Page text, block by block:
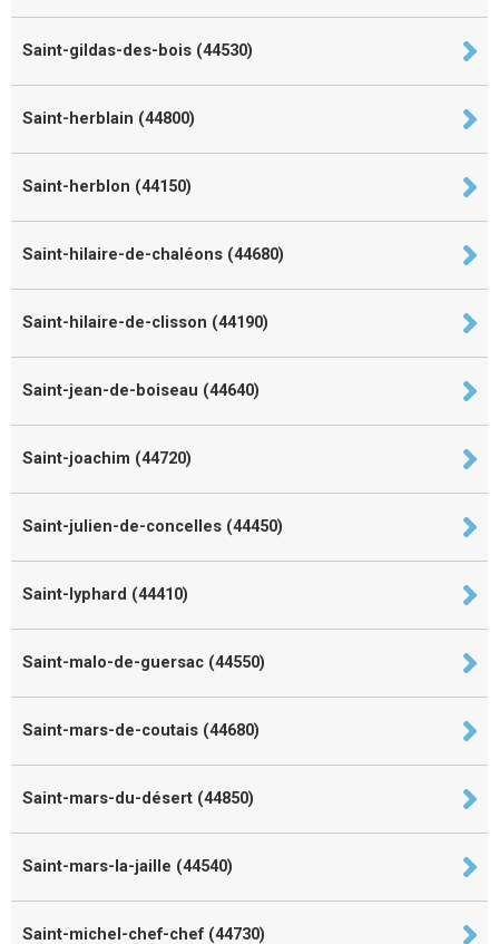
Saint-gildas-des-bois (44530)
Saint-herblain (44800)
Saint-herblon (44150)
Saint-hilaire-de-chaléons (44680)
Saint-hilaire-de-clisson (44190)
Saint-jean-de-boiseau (44640)
Saint-joachim (44720)
Saint-julien-de-concelles (44450)
Saint-lyphard (44410)
Saint-malo-de-guersac (44550)
Saint-mars-de-coutais (44680)
Saint-mars-du-désert (44850)
Saint-mars-la-jaille (44540)
Saint-michel-chef-chef (44730)